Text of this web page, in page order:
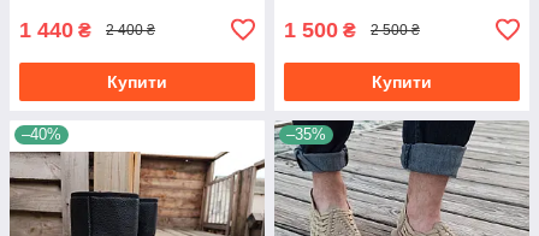
1 440 ₴ 2 400 ₴
Купити
1 500 ₴ 2 500 ₴
Купити
–40% –35%